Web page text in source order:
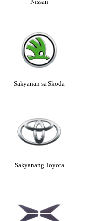
Nissan
Sakyanan sa Skoda
Sakyanang Toyota